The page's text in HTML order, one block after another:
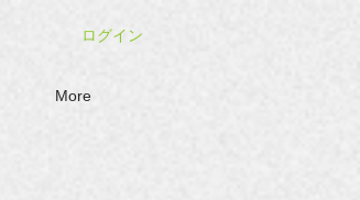
More
ログイン